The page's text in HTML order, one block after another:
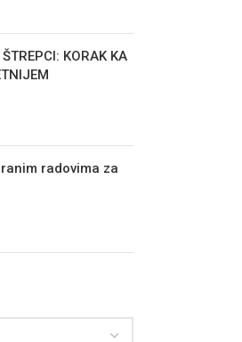
KORAK KA
radovima za